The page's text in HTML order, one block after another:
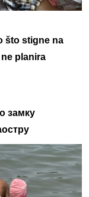
što stigne na
planira
замку